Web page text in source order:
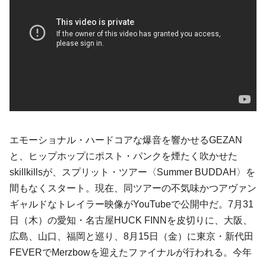
エモーショナル・ハードコアな爆音を響かせるGEZAN
と、
ヒップホップにポスト・パンク を煙たく吹かせた
skillkillsが、スプリット・ツアー〈Summer BUDDAH〉を
間もなくスタート。現在、同ツアーの不気味かつアヴァン
ギャルドなトレイラー映像がYouTubeで公開中だ。7月31
日（木）の愛知・名古屋HUCK FINNを皮切りに、大阪、
広島、山口、福岡と巡り、8月15日（金）に東京・新代田
FEVERでMerzbowを迎えたファイナルが行われる。今年